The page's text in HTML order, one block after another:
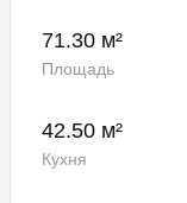
71.30 м²
Площадь
42.50 м²
Кухня